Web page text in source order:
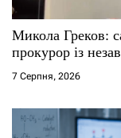
Микола Греков:
прокурор із
7 Серпня, 2026